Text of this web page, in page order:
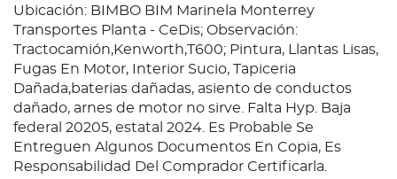
Ubicación: BIMBO BIM Marinela Monterrey
Transportes Planta - CeDis; Observación:
Tractocamión,Kenworth,T600; Pintura, Llantas Lisas,
Fugas En Motor, Interior Sucio, Tapiceria
Dañada,baterias dañadas, asiento de conductos
dañado, arnes de motor no sirve. Falta Hyp. Baja
federal 20205, estatal 2024. Es Probable Se
Entreguen Algunos Documentos En Copia, Es
Responsabilidad Del Comprador Certificarla.